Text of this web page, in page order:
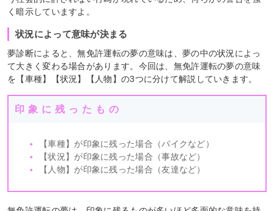
く暗示していますよ。
状況によって意味が決まる
夢診断によると、無免許運転の夢の意味は、夢の中の状況によっ
て大きく変わる場合があります。今回は、無免許運転の夢の意味
を【車種】【状況】【人物】の3つに分けて解説していきます。
印象に残ったもの
【車種】が印象に残った場合（バイクなど）
【状況】が印象に残った場合（事故など）
【人物】が印象に残った場合（友達など）